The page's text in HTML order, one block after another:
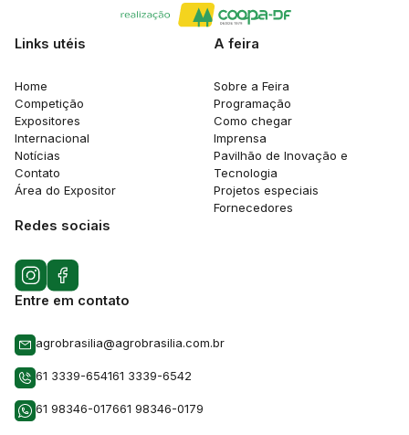
Links utéis
Home
Competição
Expositores
Internacional
Notícias
Contato
Área do Expositor
A feira
Sobre a Feira
Programação
Como chegar
Imprensa
Pavilhão de Inovação e
Tecnologia
Projetos especiais
Fornecedores
Redes sociais
Entre em contato
agrobrasilia@agrobrasilia.com.br
61 3339-654161 3339-6542
61 98346-017661 98346-0179